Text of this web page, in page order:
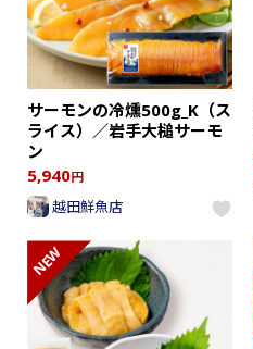
サーモンの冷燻500g_K（ス
ライス）／岩手大槌サーモ
ン
5,940円
越田鮮魚店
NEW